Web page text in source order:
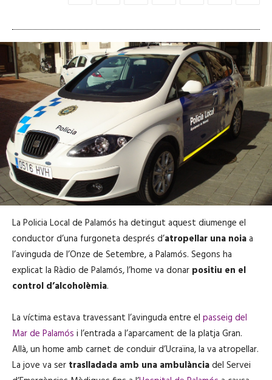
La Policia Local de Palamós ha detingut aquest diumenge el
conductor d’una furgoneta després d’atropellar una noiaa
l’avinguda de l’Onze de Setembre, a Palamós. Segons ha
explicat la Ràdio de Palamós, l’home va donar positiu en el
control d’alcoholèmia.
La víctima estava travessant l’avinguda entre el passeig del
Mar de Palamós i l’entrada a l’aparcament de la platja Gran.
Allà, un home amb carnet de conduir d’Ucraïna, la va atropellar.
La jove va ser traslladada amb una ambulànciadel Servei